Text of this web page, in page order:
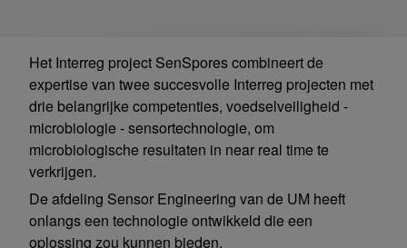
Het Interreg project SenSpores combineert de
expertise van twee succesvolle Interreg projecten met
drie belangrijke competenties, voedselveiligheid -
microbiologie - sensortechnologie, om
microbiologische resultaten in near real time te
verkrijgen.
De afdeling Sensor Engineering van de UM heeft
onlangs een technologie ontwikkeld die een
oplossing zou kunnen bieden.